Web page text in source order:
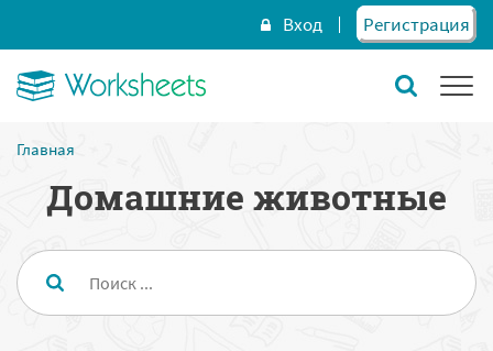
Вход Регистрация
Главная
Домашние животные